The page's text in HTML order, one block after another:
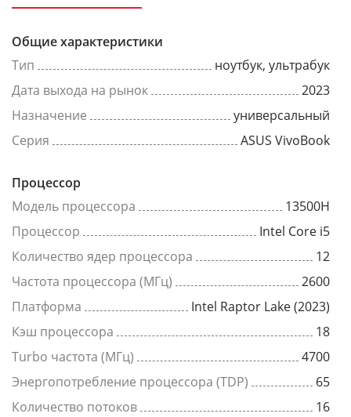
Общие характеристики
Тип
ноутбук, ультрабук
Дата выхода на рынок
2023
Назначение
универсальный
Серия
ASUS VivoBook
Процессор
Модель процессора
13500H
Процессор
Intel Core i5
Количество ядер процессора
12
Частота процессора (МГц)
2600
Платформа
Intel Raptor Lake (2023)
Кэш процессора
18
Turbo частота (МГц)
4700
Энергопотребление процессора (TDP)
65
Количество потоков
16